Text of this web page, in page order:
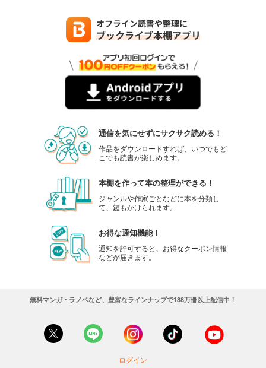
通信を気にせずにサクサク読める！
作品をダウンロードすれば、いつでもど
こでも読書が楽しめます。
本棚を作って本の整理ができる！
ジャンルや作家ごとなどに本を分類し
て、鍵もかけられます。
お得な通知機能！
通知を許可すると、お得なクーポン情報
などが届きます。
無料マンガ・ラノベなど、豊富なラインナップで188万冊以上配信中！
ログイン